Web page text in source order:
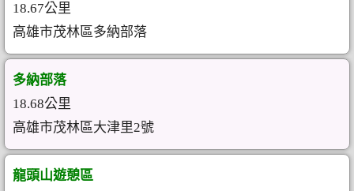
18.67公里
高雄市茂林區多納部落
多納部落
18.68公里
高雄市茂林區大津里2號
龍頭山遊憩區